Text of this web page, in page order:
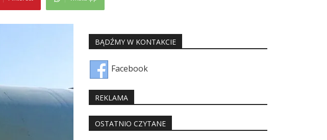
BĄDŹMY W KONTAKCIE
Facebook
REKLAMA
OSTATNIO CZYTANE